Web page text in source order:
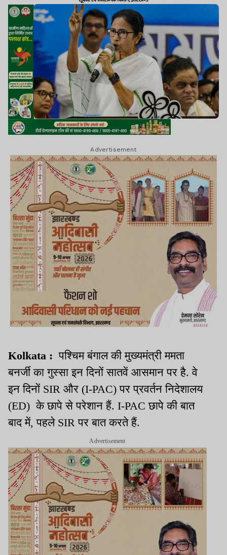
Advertisement
Kolkata :पश्चिम बंगाल की मुख्यमंत्री ममता
बनर्जी का गुस्सा इन दिनों सातवें आसमान पर है. वे
इन दिनों SIR और (I-PAC) पर प्रवर्तन निदेशालय
(ED) के छापे से परेशान हैं. I-PAC छापे की बात
बाद में, पहले SIR पर बात करते हैं.
Advertisement